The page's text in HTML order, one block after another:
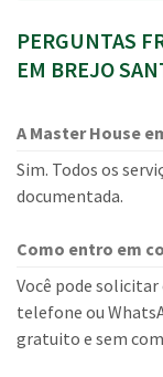
PERGUNTAS
EM BREJO
A Master House
Sim. Todos os
documentada.
Como entro em
Você pode
telefone ou
gratuito e sem